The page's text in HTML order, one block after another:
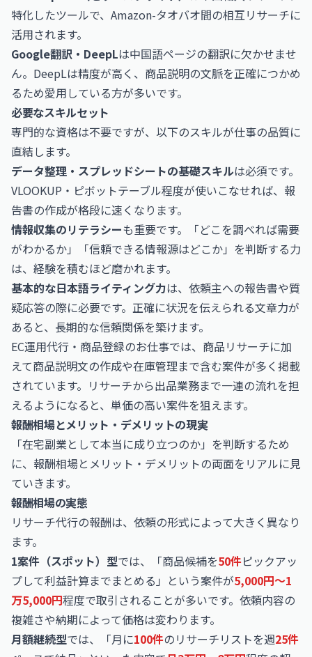
特化したツールで、Amazon-タオバオ間の相互リサーチに
活用されます。
Google翻訳・DeepLは中国語ページの翻訳に欠かせませ
ん。DeepLは精度が高く、商品説明の文脈を正確につかめ
るため愛用している方が多いです。
必要なスキルセット
専門的な資格は不要ですが、以下のスキルが仕事の品質に
直結します。
データ整理・スプレッドシートの基礎スキルは必須です。
VLOOKUP・ピボットテーブル程度が使いこなせれば、報
告書の作成が格段に速くなります。
情報収集のリテラシーも重要です。「どこを調べれば需要
がわかるか」「信頼できる情報源はどこか」を判断する力
は、経験を積むほど磨かれます。
基本的な日本語ライティング力は、依頼主への報告書や質
疑応答の際に必要です。正確に状況を伝えられる文章力が
あると、長期的な信頼関係を築けます。
EC運用代行・商品登録のお仕事では、商品リサーチに加
えて商品説明文の作成や在庫管理まで含む案件が多く掲載
されています。リサーチから出品業務まで一連の流れを担
えるようになると、単価の高い案件を狙えます。
報酬相場とメリット・デメリットの現実
「在宅副業として本当に成り立つのか」を判断するため
に、報酬相場とメリット・デメリットの両面をリアルに見
ていきます。
報酬相場の実態
リサーチ代行の報酬は、依頼の形式によって大きく異なり
ます。
1案件（スポット）型では、「商品候補を50件ピックアッ
プして利益計算までまとめる」という案件が5,000円〜1
万5,000円程度で取引されることが多いです。依頼内容の
複雑さや納期によって価格は変わります。
月額継続型では、「月に100件のリサーチリストを週25件